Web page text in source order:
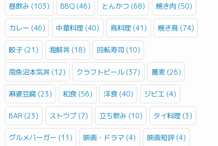
昼飲み (103) BBQ (46) とんかつ (68) 焼き肉 (50)
カレー (46) 中華料理 (40) 鳥料理 (41) 焼き鳥 (74)
餃子 (21) 海鮮丼 (18) 回転寿司 (10)
南魚沼本気丼 (12) クラフトビール (37) 蕎麦 (26)
麻婆豆腐 (23) 和食 (56) 洋食 (40) ジビエ (4)
BAR (23) ストウブ (7) 立ち飲み (10) タイ料理 (3)
グルメバーガー (11) 映画・ドラマ (4) 映画短評 (4)